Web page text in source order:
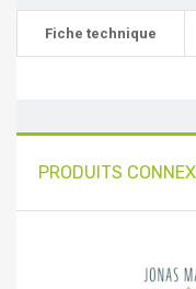
Fiche technique
PRODUITS